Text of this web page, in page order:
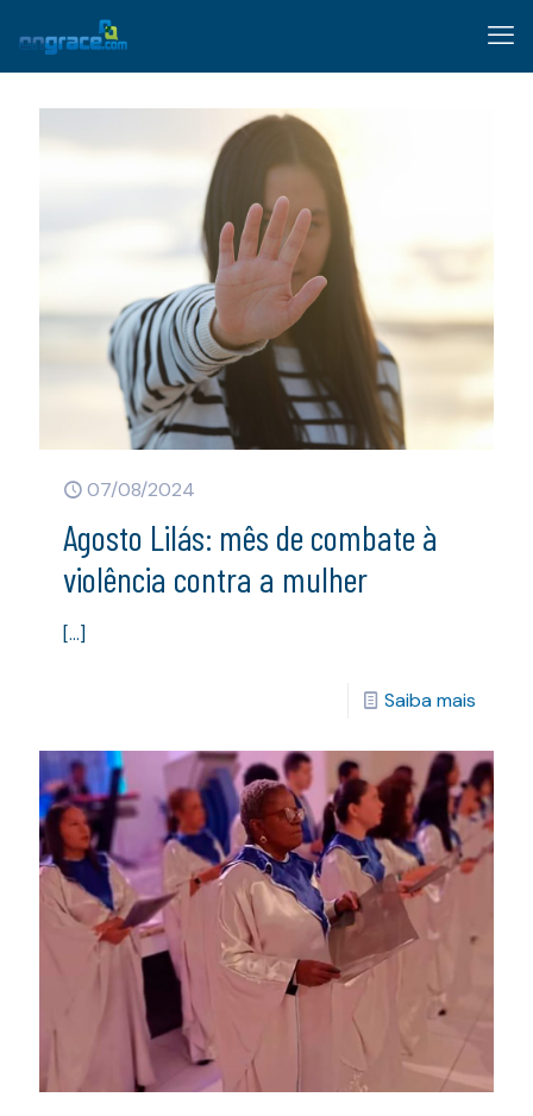
07/08/2024
Agosto Lilás: mês de combate à
violência contra a mulher
[…]
Saiba mais